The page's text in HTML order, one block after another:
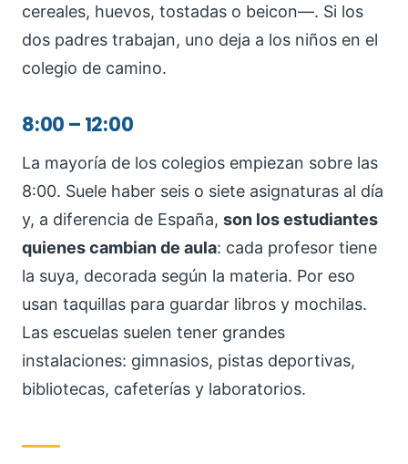
cereales, huevos, tostadas o beicon—. Si los
dos padres trabajan, uno deja a los niños en el
colegio de camino.
8:00 – 12:00
La mayoría de los colegios empiezan sobre las
8:00. Suele haber seis o siete asignaturas al día
y, a diferencia de España, son los estudiantes
quienes cambian de aula: cada profesor tiene
la suya, decorada según la materia. Por eso
usan taquillas para guardar libros y mochilas.
Las escuelas suelen tener grandes
instalaciones: gimnasios, pistas deportivas,
bibliotecas, cafeterías y laboratorios.